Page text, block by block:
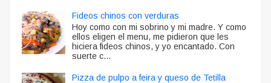
Fideos chinos con verduras
Hoy como con mi sobrino y mi madre. Y como
ellos eligen el menu, me pidieron que les
hiciera fideos chinos, y yo encantado. Con
suerte c...
Pizza de pulpo a feira y queso de Tetilla